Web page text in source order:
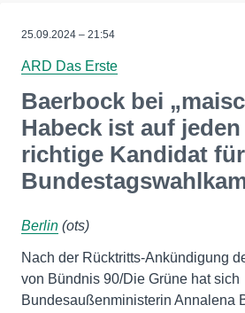
25.09.2024 – 21:54
ARD Das Erste
Baerbock bei
Habeck ist auf
richtige Kandidat
Berlin (ots)
Nach der Rücktritts-Ankündigung
von Bündnis 90/Die Grüne hat sich
Bundesaußenministerin Annalena